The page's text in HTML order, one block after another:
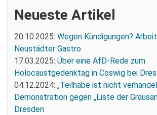
Neueste Artikel
20.10.2025: Wegen Kündigungen?
Neustädter Gastro
17.03.2025: Über eine AfD-Rede zum
Holocaustgedenktag in Coswig bei
04.12.2024: „Teilhabe ist nicht
Demonstration gegen „Liste der
Dresden